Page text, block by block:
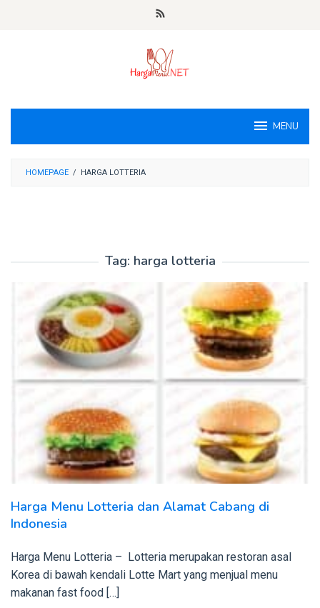
MENU
HOMEPAGE / HARGA LOTTERIA
Tag: harga lotteria
Harga Menu Lotteria dan Alamat Cabang di
Indonesia
Harga Menu Lotteria – Lotteria merupakan restoran asal
Korea di bawah kendali Lotte Mart yang menjual menu
makanan fast food […]